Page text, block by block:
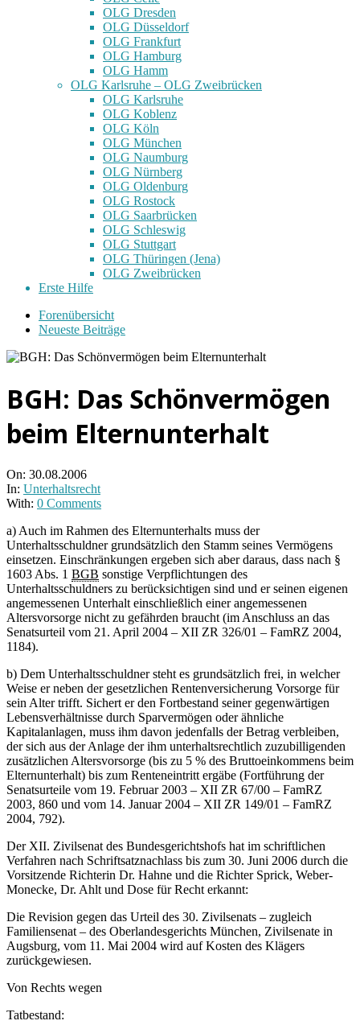
OLG Dresden
OLG Düsseldorf
OLG Frankfurt
OLG Hamburg
OLG Hamm
OLG Karlsruhe – OLG Zweibrücken
OLG Karlsruhe
OLG Koblenz
OLG Köln
OLG München
OLG Naumburg
OLG Nürnberg
OLG Oldenburg
OLG Rostock
OLG Saarbrücken
OLG Schleswig
OLG Stuttgart
OLG Thüringen (Jena)
OLG Zweibrücken
Erste Hilfe
Forenübersicht
Neueste Beiträge
BGH: Das Schönvermögen
beim Elternunterhalt
On: 30.08.2006
In: Unterhaltsrecht
With: 0 Comments
a) Auch im Rahmen des Elternunterhalts muss der
Unterhaltsschuldner grundsätzlich den Stamm seines Vermögens
einsetzen. Einschränkungen ergeben sich aber daraus, dass nach §
1603 Abs. 1 BGB sonstige Verpflichtungen des
Unterhaltsschuldners zu berücksichtigen sind und er seinen eigenen
angemessenen Unterhalt einschließlich einer angemessenen
Altersvorsorge nicht zu gefährden braucht (im Anschluss an das
Senatsurteil vom 21. April 2004 – XII ZR 326/01 – FamRZ 2004,
1184).
b) Dem Unterhaltsschuldner steht es grundsätzlich frei, in welcher
Weise er neben der gesetzlichen Rentenversicherung Vorsorge für
sein Alter trifft. Sichert er den Fortbestand seiner gegenwärtigen
Lebensverhältnisse durch Sparvermögen oder ähnliche
Kapitalanlagen, muss ihm davon jedenfalls der Betrag verbleiben,
der sich aus der Anlage der ihm unterhaltsrechtlich zuzubilligenden
zusätzlichen Altersvorsorge (bis zu 5 % des Bruttoeinkommens beim
Elternunterhalt) bis zum Renteneintritt ergäbe (Fortführung der
Senatsurteile vom 19. Februar 2003 – XII ZR 67/00 – FamRZ
2003, 860 und vom 14. Januar 2004 – XII ZR 149/01 – FamRZ
2004, 792).
Der XII. Zivilsenat des Bundesgerichtshofs hat im schriftlichen
Verfahren nach Schriftsatznachlass bis zum 30. Juni 2006 durch die
Vorsitzende Richterin Dr. Hahne und die Richter Sprick, Weber-
Monecke, Dr. Ahlt und Dose für Recht erkannt:
Die Revision gegen das Urteil des 30. Zivilsenats – zugleich
Familiensenat – des Oberlandesgerichts München, Zivilsenate in
Augsburg, vom 11. Mai 2004 wird auf Kosten des Klägers
zurückgewiesen.
Von Rechts wegen
Tatbestand: